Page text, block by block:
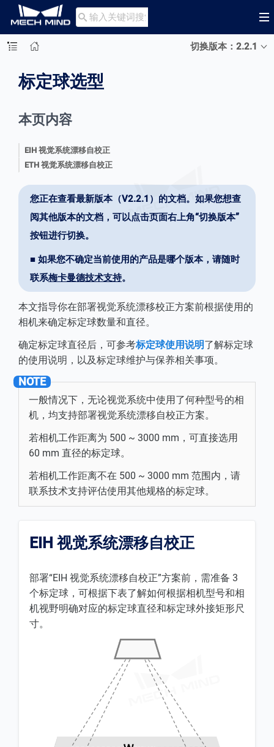

切换版本：2.2.1
标定球选型
本页内容
EIH 视觉系统漂移自校正
ETH 视觉系统漂移自校正
您正在查看最新版本（V2.2.1）的文档。如果您想查
阅其他版本的文档，可以点击页面右上角“切换版本”
按钮进行切换。
■ 如果您不确定当前使用的产品是哪个版本，请随时
联系梅卡曼德技术支持。
本文指导你在部署视觉系统漂移校正方案前根据使用的
相机来确定标定球数量和直径。
确定标定球直径后，可参考标定球使用说明了解标定球
的使用说明，以及标定球维护与保养相关事项。
一般情况下，无论视觉系统中使用了何种型号的相
机，均支持部署视觉系统漂移自校正方案。
若相机工作距离为 500 ~ 3000 mm，可直接选用
60 mm 直径的标定球。
若相机工作距离不在 500 ~ 3000 mm 范围内，请
联系技术支持评估使用其他规格的标定球。
EIH 视觉系统漂移自校正
部署“EIH 视觉系统漂移自校正”方案前，需准备 3
个标定球，可根据下表了解如何根据相机型号和相
机视野明确对应的标定球直径和标定球外接矩形尺
寸。